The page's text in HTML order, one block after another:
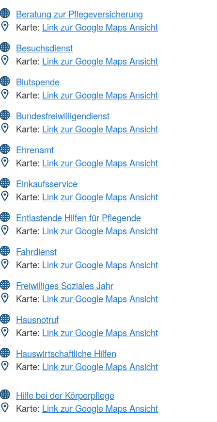
Beratung zur Pflegeversicherung
Karte: Link zur Google Maps Ansicht
Besuchsdienst
Karte: Link zur Google Maps Ansicht
Blutspende
Karte: Link zur Google Maps Ansicht
Bundesfreiwilligendienst
Karte: Link zur Google Maps Ansicht
Ehrenamt
Karte: Link zur Google Maps Ansicht
Einkaufsservice
Karte: Link zur Google Maps Ansicht
Entlastende Hilfen für Pflegende
Karte: Link zur Google Maps Ansicht
Fahrdienst
Karte: Link zur Google Maps Ansicht
Freiwilliges Soziales Jahr
Karte: Link zur Google Maps Ansicht
Hausnotruf
Karte: Link zur Google Maps Ansicht
Hauswirtschaftliche Hilfen
Karte: Link zur Google Maps Ansicht
Hilfe bei der Körperpflege
Karte: Link zur Google Maps Ansicht